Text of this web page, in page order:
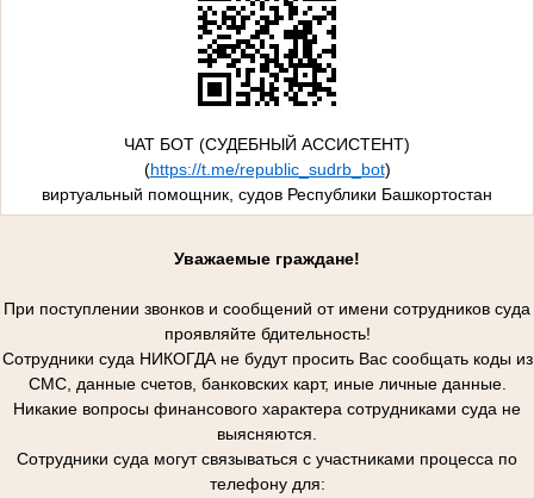
ЧАТ БОТ (СУДЕБНЫЙ АССИСТЕНТ)
(https://t.me/republic_sudrb_bot)
виртуальный помощник, судов Республики Башкортостан
Уважаемые граждане!
При поступлении звонков и сообщений от имени сотрудников суда
проявляйте бдительность!
Сотрудники суда НИКОГДА не будут просить Вас сообщать коды из
СМС, данные счетов, банковских карт, иные личные данные.
Никакие вопросы финансового характера сотрудниками суда не
выясняются.
Сотрудники суда могут связываться с участниками процесса по
телефону для: